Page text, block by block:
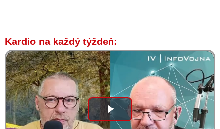
Kardio na každý týždeň:
Play